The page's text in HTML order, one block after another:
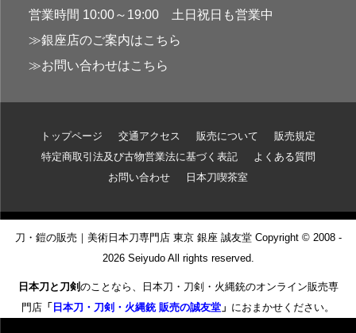
営業時間 10:00～19:00 土日祝日も営業中
≫銀座店のご案内はこちら
≫お問い合わせはこちら
トップページ 交通アクセス 販売について
販売規定
特定商取引法及び古物営業法に基づく表記
よくある質問
お問い合わせ
日本刀喫茶室
刀・鎧の販売｜美術日本刀専門店 東京 銀座 誠友堂 Copyright © 2008 -
2026 Seiyudo All rights reserved.
日本刀と刀剣のことなら、日本刀・刀剣・火縄銃のオンライン販売専
門店 「 日本刀・刀剣・火縄銃 販売の誠友堂 」 におまかせください。